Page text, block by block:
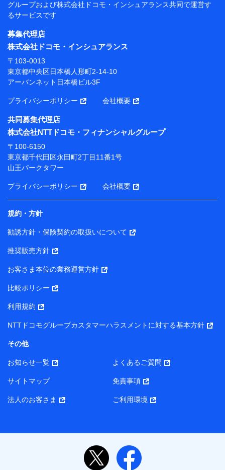
当社
株式会社NTTドコモ・フィナンシャルグループ
【利用目的】
当社または株式会社NTTドコモ・フィナンシャルグルー
プが提供する保険関連サービスにおけるユーザー登録受
付および管理のため
当社または株式会社NTTドコモ・フィナンシャルグルー
携会社の保険その他に関する情報を提供するため、また
維持管理等の委託業務遂行のため、またそれらに付帯、
関連する当社または株式会社NTTドコモ・フィナンシャ
ルグループおよび提携会社のサービスを案内、提供する
ため
（各サービスで取得したサービス利用履歴、ウェブサイ
トの閲覧履歴、購買履歴、ご契約内容等のパーソナルデ
ータを分析して、お客さまの趣味・嗜好・傾向に応じた
サービス・商品等に関するご提案や広告の配信等を行う
ことがあります。）
各種セミナーの開催のため
コンサルティングサービスの実施のため
アンケートやキャンペーン等の実施のため
上記に係る案内・手続き・管理等付帯業務を行うため
所・代表者名】
り）
株式会社NTTドコモ・フィナンシャルグループ 代表取締役
社長 廣井 孝史
東京都中央区日本橋人形町2-14-10 アーバンネット日本橋
株式会社ドコモ・インシュアランス 代表取締役社長 吉
村 忠義
また当社は、オンライン面談による保険のご相談にあたっ
氏名、生年月日、住所、メールアドレス、電話番号、個
グループおよび株式会社ドコモ・インシュアランス共同で運営す
るサービスです
募集代理店
株式会社ドコモ・インシュアランス
〒103-0013
東京都中央区日本橋人形町2-14-10
アーバンネット日本橋ビル3F
プライバシーポリシー 会社概要
共同募集代理店
株式会社NTTドコモ・フィナンシャルグループ
〒100-6150
東京都千代田区永田町2丁目11番1号
山王パークタワー
プライバシーポリシー 会社概要
規約・方針
勧誘方針・保険契約の取扱いについて
推奨販売方針
お客さま本位の業務運営方針
比較ポリシー
利用規約
NTTドコモグループカスタマーハラスメントに対する基本方針
その他
お知らせ一覧 よくあるご質問
サイトマップ 免責事項
法人のお客さま ご利用環境